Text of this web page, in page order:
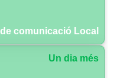
comunicació Local
Un dia més